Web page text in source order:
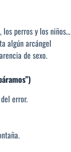
los perros y los niños…
algún arcángel
de sexo.
error.